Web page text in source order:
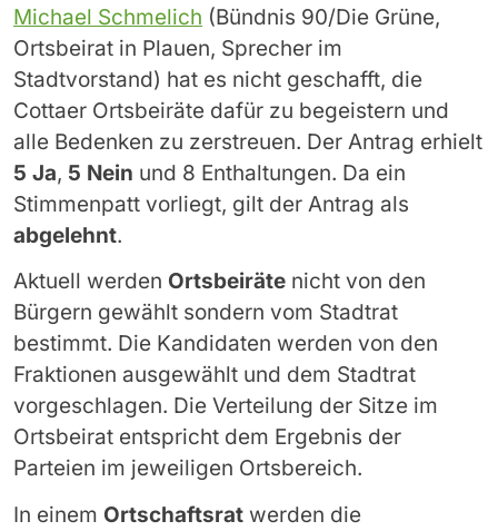
Michael Schmelich (Bündnis 90/Die Grüne,
Ortsbeirat in Plauen, Sprecher im
Stadtvorstand) hat es nicht geschafft, die
Cottaer Ortsbeiräte dafür zu begeistern und
alle Bedenken zu zerstreuen. Der Antrag erhielt
5 Ja, 5 Nein und 8 Enthaltungen. Da ein
Stimmenpatt vorliegt, gilt der Antrag als
abgelehnt.
Aktuell werden Ortsbeiräte nicht von den
Bürgern gewählt sondern vom Stadtrat
bestimmt. Die Kandidaten werden von den
Fraktionen ausgewählt und dem Stadtrat
vorgeschlagen. Die Verteilung der Sitze im
Ortsbeirat entspricht dem Ergebnis der
Parteien im jeweiligen Ortsbereich.
In einem Ortschaftsrat werden die